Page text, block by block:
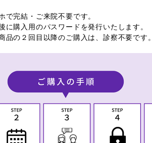
で完結・ご来院不要です。
に購入用のパスワードを発行いたします。
品の２回目以降のご購入は、診察不要です。